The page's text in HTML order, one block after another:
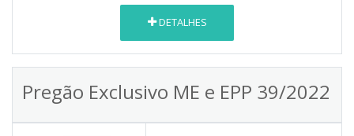
DETALHES
Pregão Exclusivo ME e EPP 39/2022